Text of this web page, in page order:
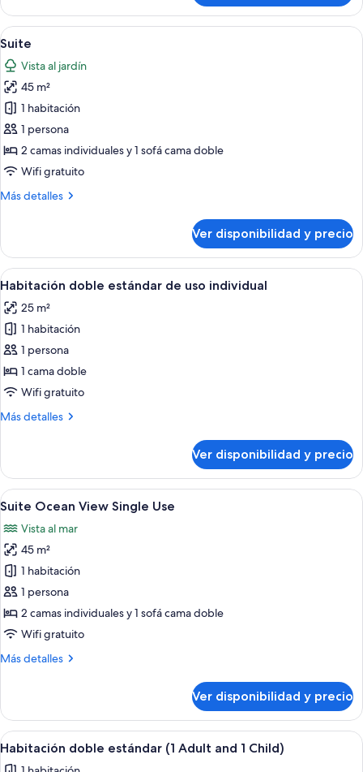
Village
Ver
todas
las
fotos
de
Suite
Habitación de hotel con cama, sofá,
6
Suite
Vista al jardín
45 m²
1 habitación
1 persona
2 camas individuales y 1 sofá cama doble
Wifi gratuito
Más detalles
Más
Ver disponibilidad y precio
Ver
todas
las
fotos
de
Habitación
doble
de
Minibar, caja de seguridad en la
5
Habitación doble estándar de uso individual
25 m²
1 habitación
1 persona
1 cama doble
Wifi gratuito
Más detalles
Más
doble
estándar
de
individual
Ver disponibilidad y precio
Ver
todas
las
fotos
de
Suite
Ocean
View
Use
Habitación de hotel con cama,
5
Suite Ocean View Single Use
Vista al mar
45 m²
1 habitación
1 persona
2 camas individuales y 1 sofá cama doble
Wifi gratuito
Más detalles
Más
Ocean
View
Single
Ver disponibilidad y precio
Ver
todas
Minibar, caja de seguridad en la
5
Habitación doble estándar (1 Adult and 1 Child)